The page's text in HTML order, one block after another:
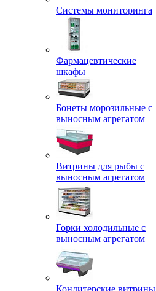
Системы мониторинга
Фармацевтические
шкафы
Бонеты морозильные с
выносным агрегатом
Витрины для рыбы с
выносным агрегатом
Горки холодильные с
выносным агрегатом
Кондитерские витрины